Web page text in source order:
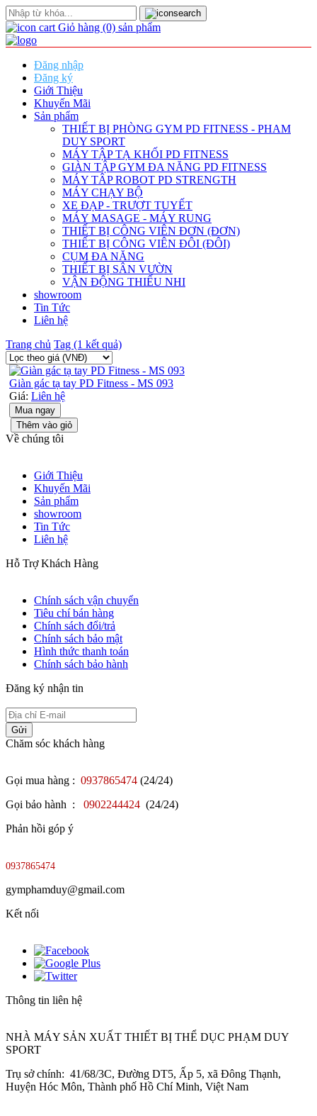
Giỏ hàng (0) sản phẩm
Đăng nhập
Đăng ký
Giới Thiệu
Khuyến Mãi
Sản phẩm
THIẾT BỊ PHÒNG GYM PD FITNESS - PHAM
DUY SPORT
MÁY TẬP TẠ KHỐI PD FITNESS
GIÀN TẬP GYM ĐA NĂNG PD FITNESS
MÁY TÂP ROBOT PD STRENGTH
MÁY CHẠY BỘ
XE ĐẠP - TRƯỢT TUYẾT
MÁY MASAGE - MÁY RUNG
THIẾT BỊ CÔNG VIÊN ĐƠN (ĐƠN)
THIẾT BỊ CÔNG VIÊN ĐÔI (ĐÔI)
CỤM ĐA NĂNG
THIẾT BỊ SÂN VƯỜN
VẬN ĐỘNG THIẾU NHI
showroom
Tin Tức
Liên hệ
Trang chủ Tag (1 kết quả)
Giàn gác tạ tay PD Fitness - MS 093
Giá: Liên hệ
Mua ngay
Thêm vào giỏ
Về chúng tôi
Giới Thiệu
Khuyến Mãi
Sản phẩm
showroom
Tin Tức
Liên hệ
Hỗ Trợ Khách Hàng
Chính sách vận chuyển
Tiêu chí bán hàng
Chính sách đổi/trả
Chính sách bảo mật
Hình thức thanh toán
Chính sách bảo hành
Đăng ký nhận tin
Gửi
Chăm sóc khách hàng
Gọi mua hàng : 0937865474 (24/24)
Gọi bảo hành :
0902244424 (24/24)
Phản hồi góp ý
0937865474
gymphamduy@gmail.com
Kết nối
Thông tin liên hệ
NHÀ MÁY SẢN XUẤT THIẾT BỊ THỂ DỤC PHẠM DUY
SPORT
Trụ sở chính: 41/68/3C, Đường DT5, Ấp 5, xã Đông Thạnh,
Huyện Hóc Môn, Thành phố Hồ Chí Minh, Việt Nam